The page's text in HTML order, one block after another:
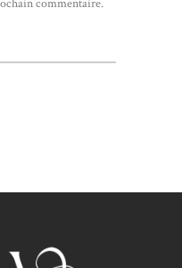
commentaire.